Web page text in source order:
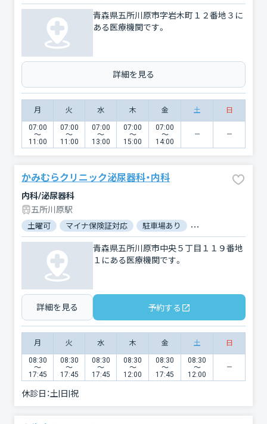
青森県五所川原市字岩木町１２番地３に
ある医療機関です。
詳細を見る
月 火 水 木 金 土 日
07:00
〜
11:00
07:00
〜
11:00
07:00
〜
13:00
07:00
〜
15:00
07:00
〜
14:00
かみむらクリニック泌尿器科・内科
内科/泌尿器科
五所川原駅
土曜可 マイナ保険証対応 駐車場あり バリアフリー
青森県五所川原市中央５丁目１１９番地
１にある医療機関です。
詳細を見る 予約する
月 火 水 木 金 土 日
08:30
〜
17:45
08:30
〜
17:45
08:30
〜
17:45
08:30
〜
12:00
08:30
〜
17:45
08:30
〜
12:00
休診日：土|日|祝